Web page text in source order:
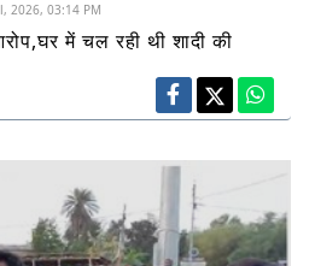
2026, 03:14 PM
में चल रही थी शादी की